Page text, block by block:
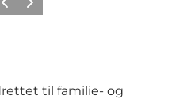
ForrigeNæste
til familie- og